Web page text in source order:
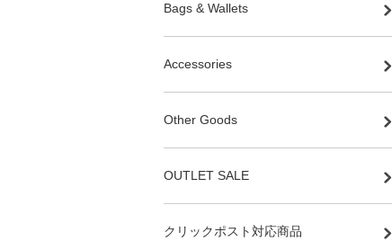
Bags & Wallets
Accessories
Other Goods
OUTLET SALE
クリックポスト対応商品